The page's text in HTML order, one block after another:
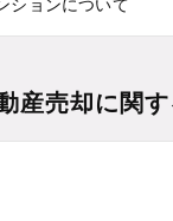
ションについて
産売却に関